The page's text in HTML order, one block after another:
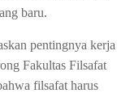
baru.
pentingnya kerja
Fakultas Filsafat
filsafat harus